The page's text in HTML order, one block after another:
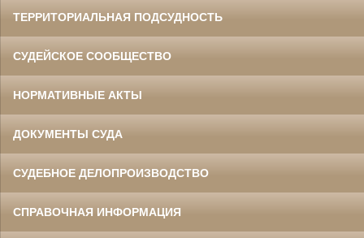
ТЕРРИТОРИАЛЬНАЯ ПОДСУДНОСТЬ
СУДЕЙСКОЕ СООБЩЕСТВО
НОРМАТИВНЫЕ АКТЫ
ДОКУМЕНТЫ СУДА
СУДЕБНОЕ ДЕЛОПРОИЗВОДСТВО
СПРАВОЧНАЯ ИНФОРМАЦИЯ